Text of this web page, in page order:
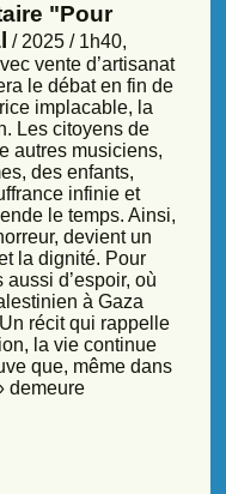
"Pour
/ 2025 / 1h40,
vente d’artisanat
le débat en fin de
implacable, la
Les citoyens de
autres musiciens,
des enfants,
infinie et
le temps. Ainsi,
devient un
la dignité. Pour
aussi d’espoir, où
à Gaza
récit qui rappelle
la vie continue
que, même dans
demeure